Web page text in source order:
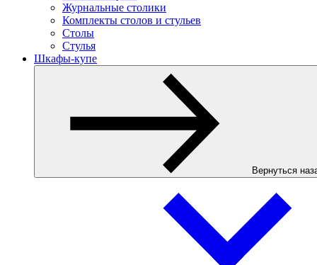
Журнальные столики
Комплекты столов и стульев
Столы
Стулья
Шкафы-купе
Вернуться